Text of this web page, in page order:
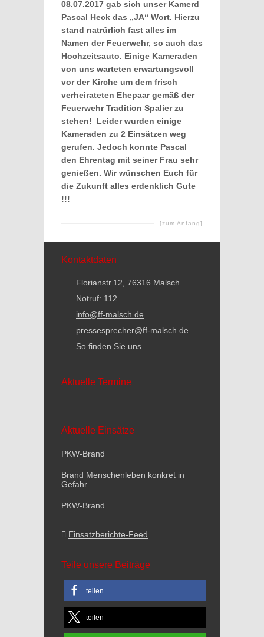
08.07.2017 gab sich unser Kamerd
Pascal Heck das „JA“ Wort. Hierzu
stand natrürlich fast alles im
Namen der Feuerwehr, so auch das
Hochzeitsauto. Einige Kameraden
von uns warteten erwartungsvoll
vor der Kirche um dem frisch
verheirateten Ehepaar gemäß der
Feuerwehr Tradition Spalier zu
stehen! Leider wurden einige
Kameraden zu 2 Einsätzen weg
gerufen. Jedoch konnte Pascal
den Ehrentag mit seiner Frau sehr
genießen. Wir wünschen Euch für
die Zukunft alles erdenklich Gute
!!!
[zum Anfang]
Kontaktdaten
Florianstr.12, 76316 Malsch
Notruf: 112
info@ff-malsch.de
pressesprecher@ff-malsch.de
So finden Sie uns
Aktuelle Termine
Aktuelle Einsätze
PKW-Brand
Brand Menschenleben konkret in
Gefahr
PKW-Brand
Einsatzberichte-Feed
Teile unsere Beiträge
teilen
teilen